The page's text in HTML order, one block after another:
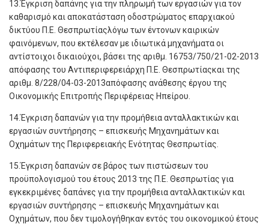
13.Έγκριση δαπάνης για την πληρωμή των εργασιών για τον
καθαρισμό και αποκατάσταση οδοστρώματος επαρχιακού
δικτύου Π.Ε. Θεσπρωτίαςλόγω των έντονων καιρικών
φαινόμενων, που εκτέλεσαν με ιδιωτικά μηχανήματα οι
αντίστοιχοι δικαιούχοι, βάσει της αριθμ. 16753/750/21-02-2013
απόφασης του Αντιπεριφερειάρχη Π.Ε. Θεσπρωτίαςκαι της
αριθμ. 8/228/04-03-2013απόφασης ανάθεσης έργου της
Οικονομικής Επιτροπής Περιφέρειας Ηπείρου.
14.Έγκριση δαπανών για την προμήθεια ανταλλακτικών και
εργασιών συντήρησης – επισκευής Μηχανημάτων και
Οχημάτων της Περιφερειακής Ενότητας Θεσπρωτίας.
15.Έγκριση δαπανών σε βάρος των πιστώσεων του
προϋπολογισμού του έτους 2013 της Π.Ε. Θεσπρωτίας για
εγκεκριμένες δαπάνες για την προμήθεια ανταλλακτικών και
εργασιών συντήρησης – επισκευής Μηχανημάτων και
Οχημάτων, που δεν τιμολογήθηκαν εντός του οικονομικού έτους